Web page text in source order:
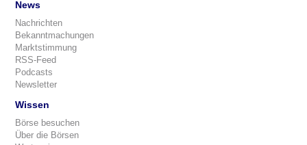
News
Nachrichten
Bekanntmachungen
Marktstimmung
RSS-Feed
Podcasts
Newsletter
Wissen
Börse besuchen
Über die Börsen